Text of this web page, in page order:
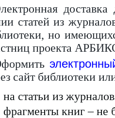
доставка
статей из
но
проекта
сайт библиотеки
на статьи из
фрагменты книг – не